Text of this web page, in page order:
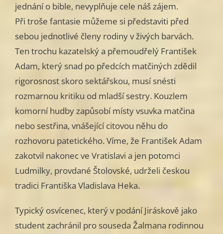
jednání o bible, nevyplňuje cele náš zájem.
Při troše fantasie můžeme si představiti před
sebou jednotlivé členy rodiny v živých barvách.
Ten trochu kazatelský a přemoudřelý František
Adam, který snad po předcích matčiných zdědil
rigorosnost skoro sektářskou, musí snésti
rozmarnou kritiku od mladší sestry. Kouzlem
komorní hudby zapůsobí místy vsuvka matčina
nebo sestřina, vnášející citovou něhu do
rozhovoru patetického. Víme, že František Adam
zakotvil nakonec ve Vratislavi a jen potomci
Ludmilky, provdané Štolovské, udrželi českou
tradici Františka Vladislava Heka.
Typický osvícenec, který v podání Jiráskově jako
student zachránil pro souseda Žalmana rodinnou